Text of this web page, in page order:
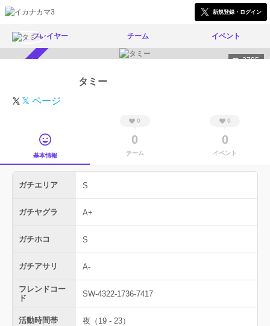
新規登録・ログイン
プレイヤー チーム イベント
2795
タミー
𝕏 ページ
基本情報
0
0
チーム
0
0
イベント
ガチエリア S
ガチヤグラ A+
ガチホコ S
ガチアサリ A-
フレンドコー
ド
SW-4322-1736-7417
活動時間帯 夜（19 - 23）